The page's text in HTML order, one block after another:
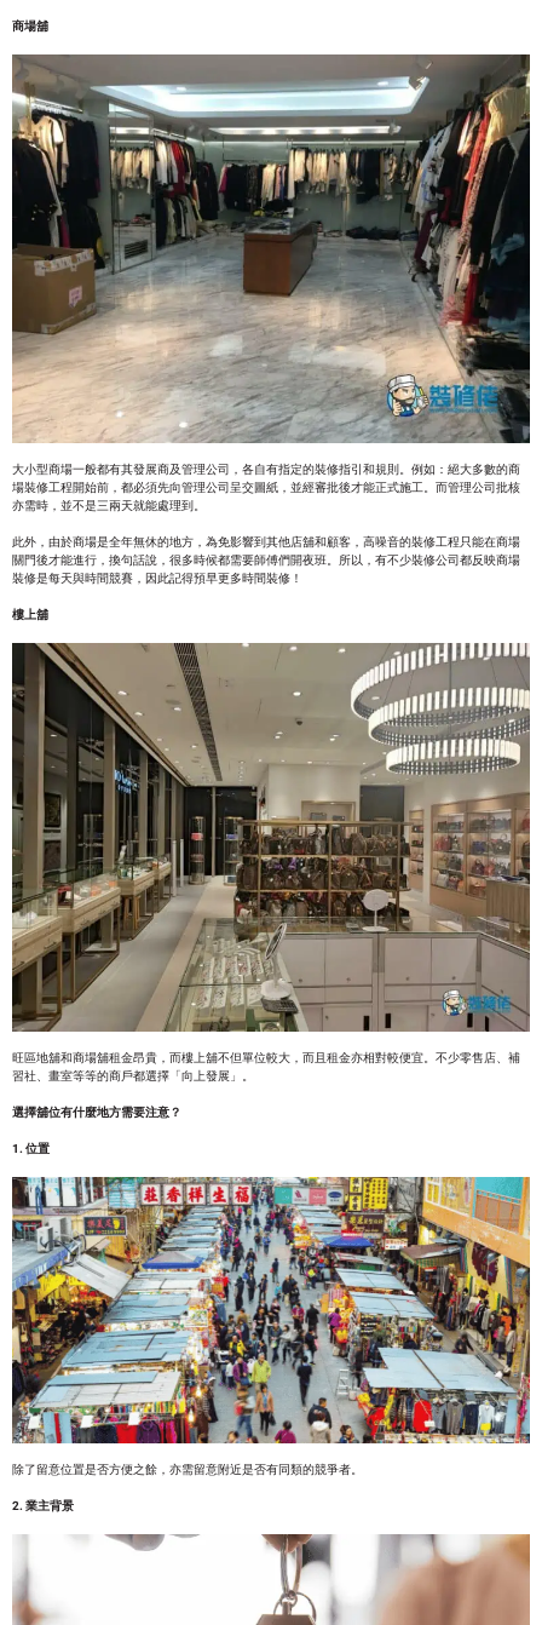
商場舖
大小型商場一般都有其發展商及管理公司，各自有指定的裝修指引和規則。例如：絕大多數的商
場裝修工程開始前，都必須先向管理公司呈交圖紙，並經審批後才能正式施工。而管理公司批核
亦需時，並不是三兩天就能處理到。
此外，由於商場是全年無休的地方，為免影響到其他店舖和顧客，高噪音的裝修工程只能在商場
關門後才能進行，換句話說，很多時候都需要師傅們開夜班。所以，有不少裝修公司都反映商場
裝修是每天與時間競賽，因此記得預早更多時間裝修！
樓上舖
旺區地舖和商場舖租金昂貴，而樓上舖不但單位較大，而且租金亦相對較便宜。不少零售店、補
習社、畫室等等的商戶都選擇「向上發展」。
選擇舖位有什麼地方需要注意？
1. 位置
除了留意位置是否方便之餘，亦需留意附近是否有同類的競爭者。
2. 業主背景